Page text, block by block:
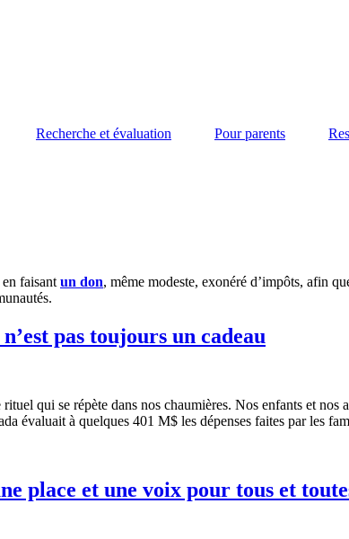
Recherche et évaluation Pour parents
faisant un don, même modeste, exonéré d’impôts, afin
pas toujours un cadeau
qui se répète dans nos chaumières. Nos enfants et
évaluait à quelques 401 M$ les dépenses faites par les
place et une voix pour tous et